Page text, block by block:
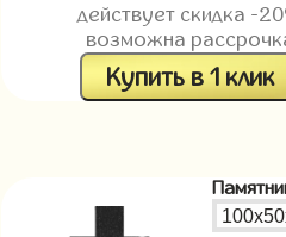
действует скидка -
возможна
Купить в 1 клик